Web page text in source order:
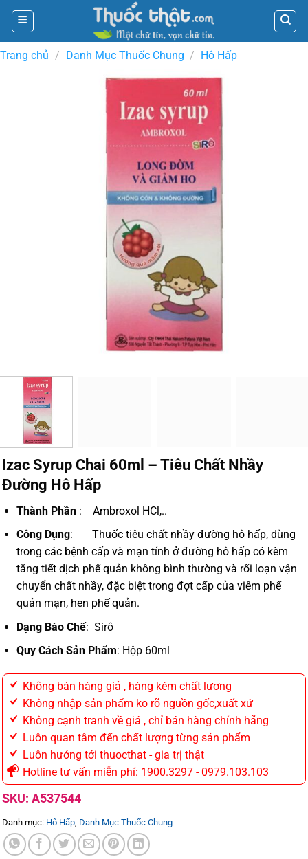
Skip
content
Trang chủ / Danh Mục Thuốc Chung / Hô Hấp
Izac Syrup Chai 60ml – Tiêu Chất Nhầy
Đường Hô Hấp
Thành Phần:
Ambroxol HCl,..
Công Dụng: Thuốc tiêu chất nhầy đường hô hấp, dùng
trong các bệnh cấp và mạn tính ở đường hô hấp có kèm
tăng tiết dịch phế quản không bình thường và rối loạn vận
chuyển chất nhầy, đặc biệt trong đợt cấp của viêm phế
quản mạn, hen phế quản.
Dạng Bào Chế: Sirô
Quy Cách Sản Phẩm: Hộp 60ml
Không bán hàng giả , hàng kém chất lương
Không nhập sản phẩm ko rõ nguồn gốc,xuất xứ
Không cạnh tranh về giá , chỉ bán hàng chính hãng
Luôn quan tâm đến chất lượng từng sản phẩm
Luôn hướng tới thuocthat - gia trị thật
Hotline tư vấn miễn phí: 1900.3297 - 0979.103.103
SKU: A537544
Danh mục: Hô Hấp, Danh Mục Thuốc Chung